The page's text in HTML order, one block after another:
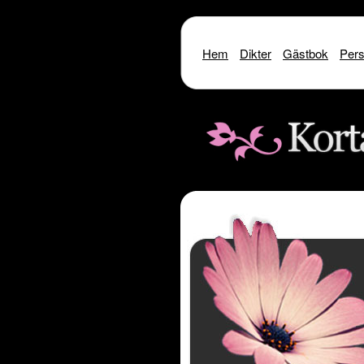
Warning: include() [function.include]: SSL
Warning
Warning
: include(http://
Warning : include() [
Hem Dikter Gästbok